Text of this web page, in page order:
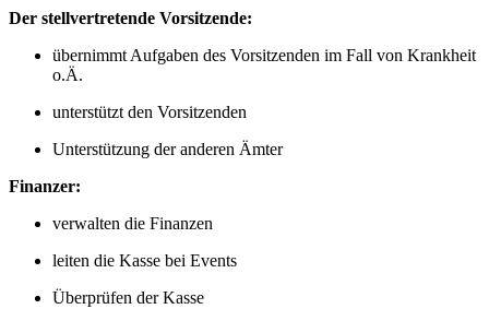
Der stellvertretende Vorsitzende:
übernimmt Aufgaben des Vorsitzenden im Fall von Krankheit
o.Ä.
unterstützt den Vorsitzenden
Unterstützung der anderen Ämter
Finanzer:
verwalten die Finanzen
leiten die Kasse bei Events
Überprüfen der Kasse